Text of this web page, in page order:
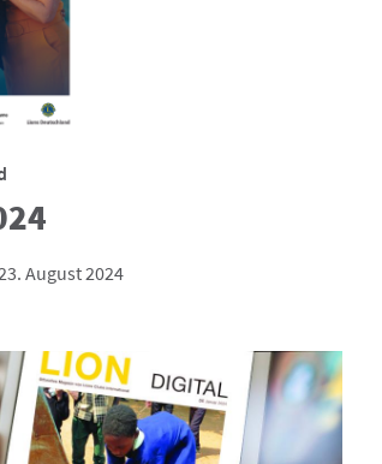
August 2024